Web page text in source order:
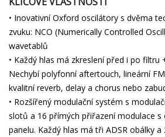
• Inovativní Oxford oscilátory s dvěma
zvuku: NCO (Numerically Controlled
wavetablů
• Každý hlas má zkreslení před i po filtru
Nechybí polyfonní aftertouch, lineární
kvalitní reverb, delay a chorus nebo
• Rozšířený modulační systém s
slotů a 16 přímých přiřazení modulace s
panelu. Každý hlas má tři ADSR obálky